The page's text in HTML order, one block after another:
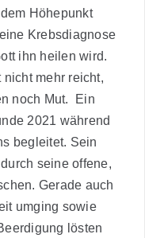
Höhepunkt
Krebsdiagnose
ihn heilen wird.
mehr reicht,
noch Mut. Ein
2021 während
begleitet. Sein
seine offene,
Gerade auch
umging sowie
lösten